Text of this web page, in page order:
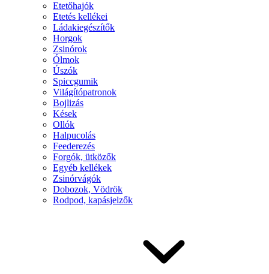
Etetőhajók
Etetés kellékei
Ládakiegészítők
Horgok
Zsinórok
Ólmok
Úszók
Spiccgumik
Világítópatronok
Bojlizás
Kések
Ollók
Halpucolás
Feederezés
Forgók, ütközők
Egyéb kellékek
Zsinórvágók
Dobozok, Vödrök
Rodpod, kapásjelzők